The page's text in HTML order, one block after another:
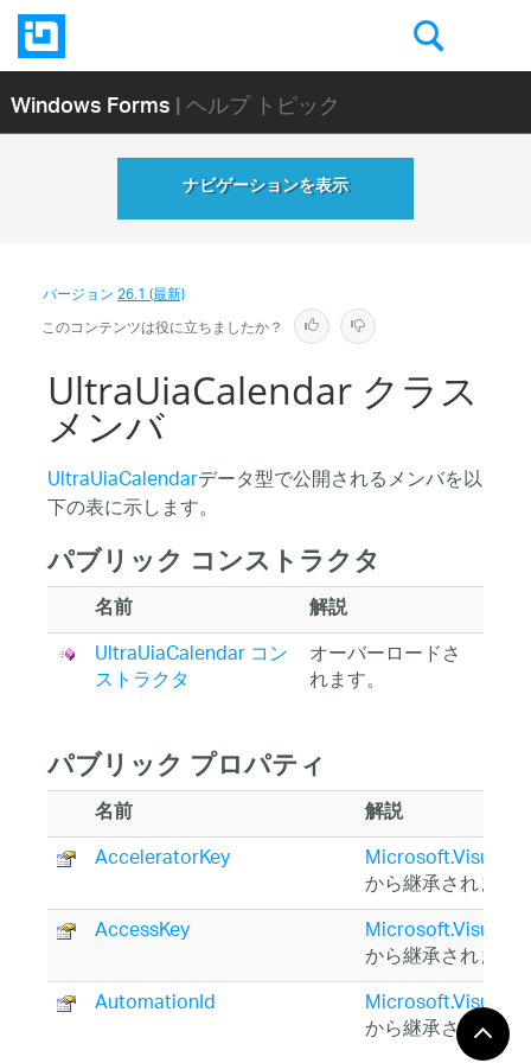
Windows Forms| ヘルプ トピック
ナビゲーションを表示
バージョン26.1 (最新)
このコンテンツは役に立ちましたか？
UltraUiaCalendar クラス
メンバ
UltraUiaCalendarデータ型で公開されるメンバを以
下の表に示します。
パブリック コンストラクタ
名前 解説
UltraUiaCalendar コン
ストラクタ
オーバーロードさ
れます。
パブリック プロパティ
名前 解説
AcceleratorKey
から継承されます
AccessKey
から継承されます
AutomationId
から継承されます